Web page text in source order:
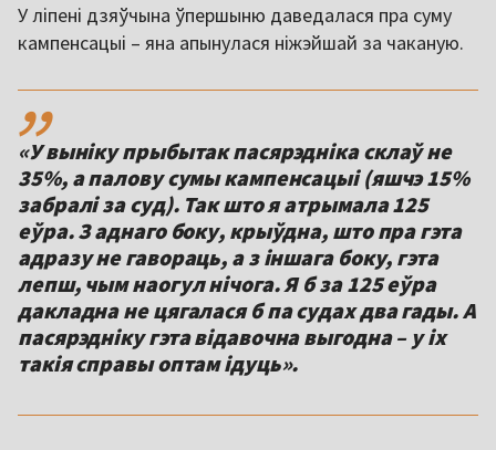
У ліпені дзяўчына ўпершыню даведалася пра суму
кампенсацыі – яна апынулася ніжэйшай за чаканую.
,,
«У выніку прыбытак пасярэдніка склаў не
35%, а палову сумы кампенсацыі (яшчэ 15%
забралі за суд). Так што я атрымала 125
еўра. З аднаго боку, крыўдна, што пра гэта
адразу не гавораць, а з іншага боку, гэта
лепш, чым наогул нічога. Я б за 125 еўра
дакладна не цягалася б па судах два гады. А
пасярэдніку гэта відавочна выгодна – у іх
такія справы оптам ідуць».